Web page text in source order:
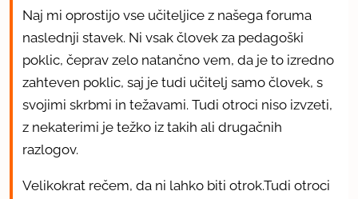
Naj mi oprostijo vse učiteljice z našega foruma
naslednji stavek. Ni vsak človek za pedagoški
poklic, čeprav zelo natančno vem, da je to izredno
zahteven poklic, saj je tudi učitelj samo človek, s
svojimi skrbmi in težavami. Tudi otroci niso izvzeti,
z nekaterimi je težko iz takih ali drugačnih
razlogov.
Velikokrat rečem, da ni lahko biti otrok.Tudi otroci